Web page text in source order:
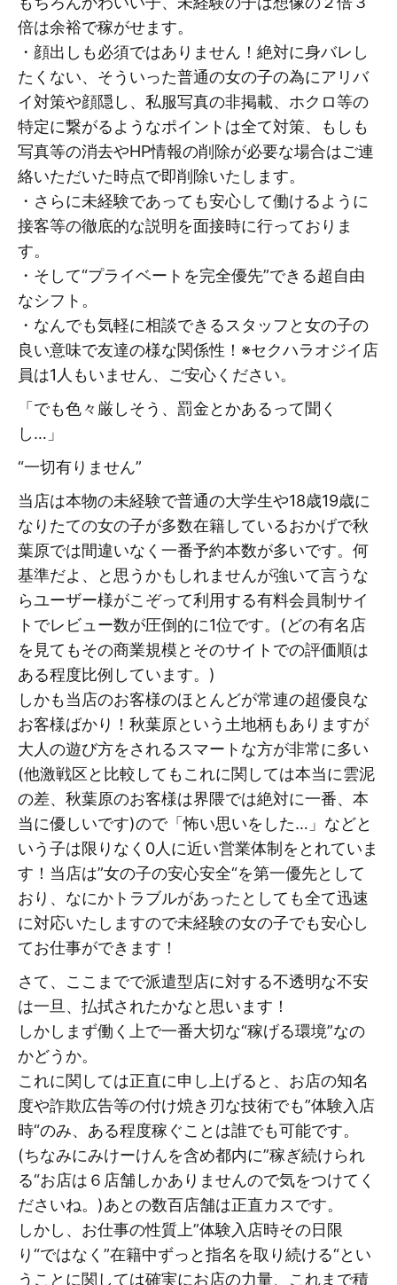
倍は余裕で稼がせます。
・顔出しも必須ではありません！絶対に身バレし
たくない、そういった普通の女の子の為にアリバ
イ対策や顔隠し、私服写真の非掲載、ホクロ等の
特定に繋がるようなポイントは全て対策、もしも
写真等の消去やHP情報の削除が必要な場合はご連
絡いただいた時点で即削除いたします。
・さらに未経験であっても安心して働けるように
接客等の徹底的な説明を面接時に行っておりま
す。
・そして“プライベートを完全優先”できる超自由
なシフト。
・なんでも気軽に相談できるスタッフと女の子の
良い意味で友達の様な関係性！※セクハラオジイ店
員は1人もいません、ご安心ください。
「でも色々厳しそう、罰金とかあるって聞く
し…」
“一切有りません”
当店は本物の未経験で普通の大学生や18歳19歳に
なりたての女の子が多数在籍しているおかげで秋
葉原では間違いなく一番予約本数が多いです。何
基準だよ、と思うかもしれませんが強いて言うな
らユーザー様がこぞって利用する有料会員制サイ
トでレビュー数が圧倒的に1位です。(どの有名店
を見てもその商業規模とそのサイトでの評価順は
ある程度比例しています。)
しかも当店のお客様のほとんどが常連の超優良な
お客様ばかり！秋葉原という土地柄もありますが
大人の遊び方をされるスマートな方が非常に多い
(他激戦区と比較してもこれに関しては本当に雲泥
の差、秋葉原のお客様は界隈では絶対に一番、本
当に優しいです)ので「怖い思いをした…」などと
いう子は限りなく0人に近い営業体制をとれていま
す！当店は”女の子の安心安全“を第一優先として
おり、なにかトラブルがあったとしても全て迅速
に対応いたしますので未経験の女の子でも安心し
てお仕事ができます！
さて、ここまでで派遣型店に対する不透明な不安
は一旦、払拭されたかなと思います！
しかしまず働く上で一番大切な“稼げる環境”なの
かどうか。
これに関しては正直に申し上げると、お店の知名
度や詐欺広告等の付け焼き刃な技術でも”体験入店
時“のみ、ある程度稼ぐことは誰でも可能です。
(ちなみにみけーけんを含め都内に”稼ぎ続けられ
る“お店は６店舗しかありませんので気をつけてく
ださいね。)あとの数百店舗は正直カスです。
しかし、お仕事の性質上”体験入店時その日限
り“ではなく”在籍中ずっと指名を取り続ける“とい
うことに関しては確実にお店の力量、これまで積